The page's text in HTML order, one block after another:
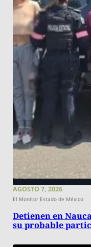
AGOSTO 7, 2026
El Monitor Estado de México
Detienen en
su probable